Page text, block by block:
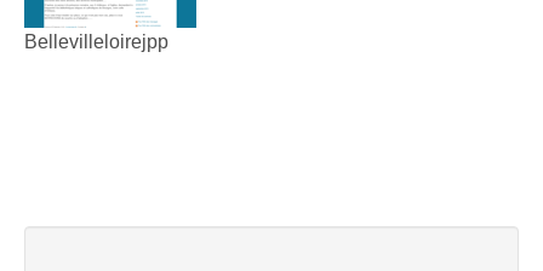
Bellevilleloirejpp